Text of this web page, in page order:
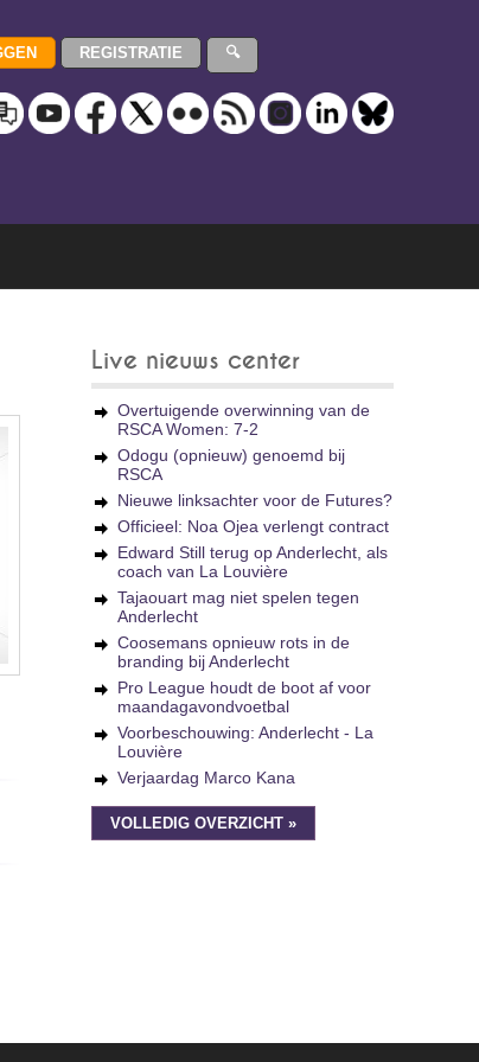
Live nieuws center
Overtuigende overwinning van de
RSCA Women: 7-2
Odogu (opnieuw) genoemd bij
RSCA
Nieuwe linksachter voor de Futures?
Officieel: Noa Ojea verlengt contract
Edward Still terug op Anderlecht, als
coach van La Louvière
Tajaouart mag niet spelen tegen
Anderlecht
Coosemans opnieuw rots in de
branding bij Anderlecht
Pro League houdt de boot af voor
maandagavondvoetbal
Voorbeschouwing: Anderlecht - La
Louvière
Verjaardag Marco Kana
VOLLEDIG OVERZICHT »